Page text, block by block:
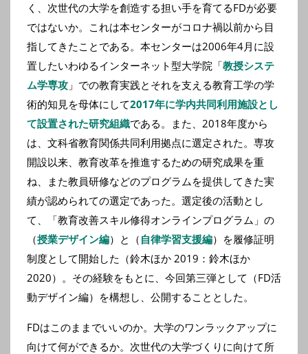
く、次世代の大学を創造する担い手を育てるFDが必要
ではないか。これは本センターがコロナ禍以前から目
指してきたことである。本センターは2006年4月に設
置したいわゆるインターネット型大学院「教授システ
ム学専攻 」での教育実践とそれを支える教育工学の学
術的知見を母体にして2017年に学内共同利用施設とし
て設置された研究組織である。また、2018年度から
は、文科省教育関係共同利用拠点に選定された。専攻
開設以来、教育改革を推進するための研究成果を重
ね、また教員研修などのプログラムを提供してきた実
績が認められての選定であった。選定後の活動とし
て、「教育改善スキル修得オンラインプログラム」の
（授業デザイン編）と（ 自律学習支援編）を履修証明
制度として開始した（鈴木ほか 2019：鈴木ほか
2020）。その経験をもとに、今回第三弾として（FD活
動デザイン編）を構想し、公開することとした。
FDはこのままでいいのか。大学のワンラックアップに
向けて何ができるか。次世代の大学づくりに向けて所